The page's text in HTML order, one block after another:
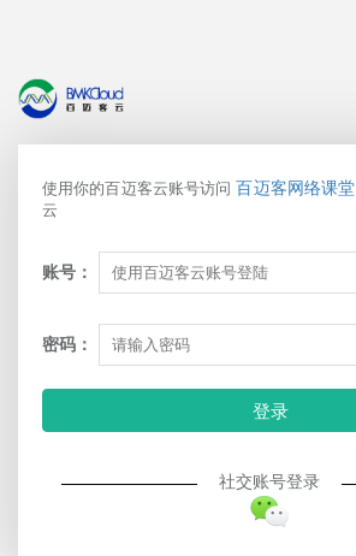
使用你的百迈客云账号访问百迈客网络课堂
云
账号：
密码：
登录
社交账号登录